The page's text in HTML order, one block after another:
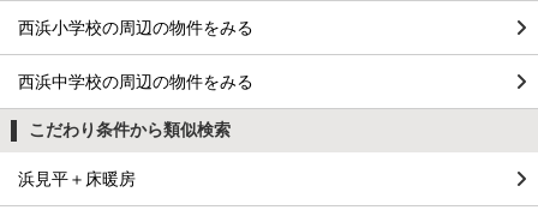
西浜小学校の周辺の物件をみる
西浜中学校の周辺の物件をみる
こだわり条件から類似検索
浜見平＋床暖房